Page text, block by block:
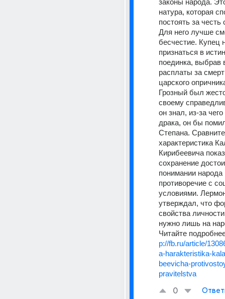
законы народа.
натура, которая
постоять за честь
Для него лучше
бесчестие. Купец
признаться в
поединка, выбрав
расплаты за
царского
Грозный был
своему
он знал, из-за
драка, он бы
Степана.
характеристика
Кирибеевича
сохранение
понимании народа
противоречие с
условиями.
утверждал, что
свойства
нужно лишь на
Читайте
p://fb.ru/article/
a-harakteristika-
beevicha-
pravitelstva
0